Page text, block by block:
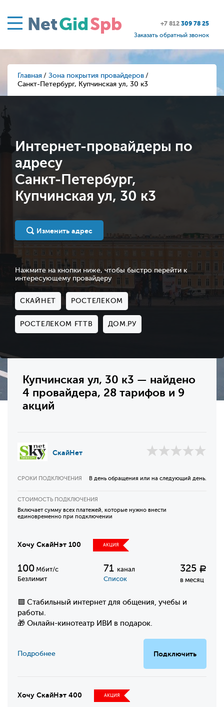
NetGidSpb +7 812 309 78 25
Заказать обратный звонок
Главная
Зона покрытия провайдеров
Санкт-Петербург, Купчинская ул, 30 к3
Интернет-провайдеры по
адресу
Санкт-Петербург,
Купчинская ул, 30 к3
Изменить адрес
Нажмите на кнопки ниже, чтобы быстро перейти к
интересующему провайдеру
СКАЙНЕТ РОСТЕЛЕКОМ
РОСТЕЛЕКОМ FTTB ДОМ.РУ
Купчинская ул, 30 к3 — найдено
4 провайдера, 28 тарифов и 9
акций
СкайНет
СРОКИ ПОДКЛЮЧЕНИЯ В день обращения или на следующий день.
СТОИМОСТЬ ПОДКЛЮЧЕНИЯ
Включает сумму всех платежей, которые нужно внести
единовременно при подключении
Хочу СкайНэт 100 АКЦИЯ
100 Мбит/с
Безлимит
71 канал
Список
325 Р
в месяц
🟩 Стабильный интернет для общения, учебы и
работы.
🎁 Онлайн-кинотеатр ИВИ в подарок.
Подключить
Подробнее
Хочу СкайНэт 400 АКЦИЯ